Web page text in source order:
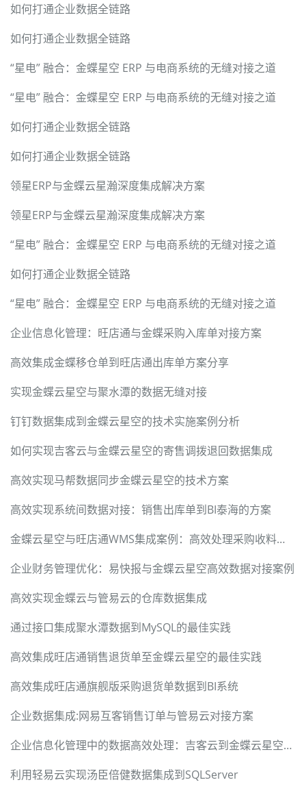
如何打通企业数据全链路
如何打通企业数据全链路
“星电” 融合：金蝶星空 ERP 与电商系统的无缝对接之道
“星电” 融合：金蝶星空 ERP 与电商系统的无缝对接之道
如何打通企业数据全链路
如何打通企业数据全链路
领星ERP与金蝶云星瀚深度集成解决方案
领星ERP与金蝶云星瀚深度集成解决方案
“星电” 融合：金蝶星空 ERP 与电商系统的无缝对接之道
如何打通企业数据全链路
“星电” 融合：金蝶星空 ERP 与电商系统的无缝对接之道
企业信息化管理：旺店通与金蝶采购入库单对接方案
高效集成金蝶移仓单到旺店通出库单方案分享
实现金蝶云星空与聚水潭的数据无缝对接
钉钉数据集成到金蝶云星空的技术实施案例分析
如何实现吉客云与金蝶云星空的寄售调拨退回数据集成
高效实现马帮数据同步金蝶云星空的技术方案
高效实现系统间数据对接：销售出库单到BI泰海的方案
金蝶云星空与旺店通WMS集成案例：高效处理采购收料通知单
企业财务管理优化：易快报与金蝶云星空高效数据对接案例
高效实现金蝶云与管易云的仓库数据集成
通过接口集成聚水潭数据到MySQL的最佳实践
高效集成旺店通销售退货单至金蝶云星空的最佳实践
高效集成旺店通旗舰版采购退货单数据到BI系统
企业数据集成:网易互客销售订单与管易云对接方案
企业信息化管理中的数据高效处理：吉客云到金蝶云星空集成案例
利用轻易云实现汤臣倍健数据集成到SQLServer